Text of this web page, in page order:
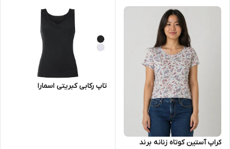
کراپ آستین کوتاه زنانه برند
تاپ رکابی کبریتی اسمارا